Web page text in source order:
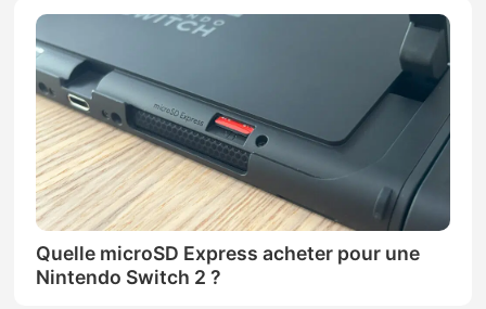
Quelle microSD Express acheter pour une
Nintendo Switch 2 ?